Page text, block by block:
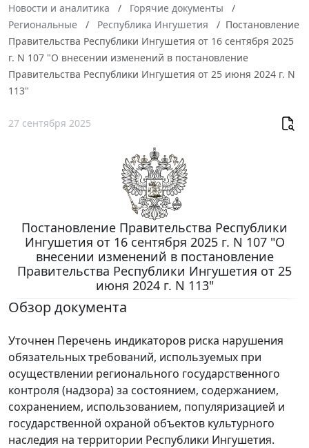
Новости и аналитика
Горячие документы
Региональные
Республика Ингушетия
Постановление
Правительства Республики Ингушетия от 16 сентября 2025
г. N 107 "О внесении изменений в постановление
Правительства Республики Ингушетия от 25 июня 2024 г. N
113"
27 сентября 2025
Постановление Правительства Республики
Ингушетия от 16 сентября 2025 г. N 107 "О
внесении изменений в постановление
Правительства Республики Ингушетия от 25
июня 2024 г. N 113"
Обзор документа
Уточнен Перечень индикаторов риска нарушения
обязательных требований, используемых при
осуществлении регионального государственного
контроля (надзора) за состоянием, содержанием,
сохранением, использованием, популяризацией и
государственной охраной объектов культурного
наследия на территории Республики Ингушетия.